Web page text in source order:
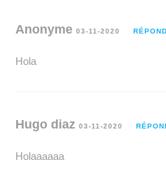
Anonyme03-11-2020
Hola
Hugo diaz03-11-2020
Holaaaaaa